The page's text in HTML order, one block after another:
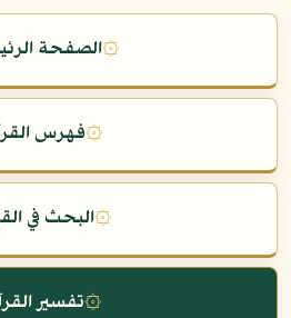
۞الصفحة
۞فهرس
۞البحث في
۞تفسير